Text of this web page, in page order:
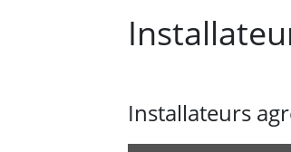
Installateurs